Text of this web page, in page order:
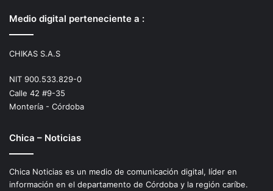
Medio digital perteneciente a :
CHIKAS S.A.S
NIT 900.533.829-0
Calle 42 #9-35
Montería - Córdoba
Chica – Noticias
Chica Noticias es un medio de comunicación digital, líder en
información en el departamento de Córdoba y la región caríbe.